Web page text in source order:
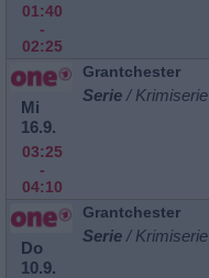
01:40
-
02:25
Mi
16.9.
03:25
-
04:10
Grantchester
Serie / Krimiserie
Do
10.9.
Grantchester
Serie / Krimiserie